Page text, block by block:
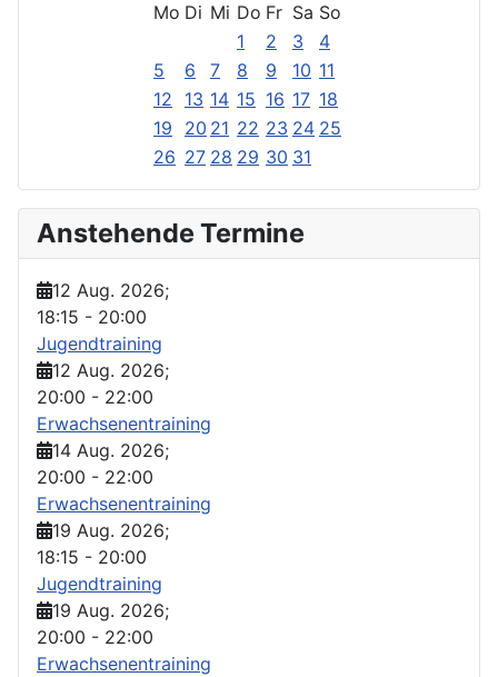
Mo Di Mi Do Fr Sa So
1
2 3
4
5
6 7 8 9 10 11
12
13 14 15 16 17 18
19
20 21 22 23 24 25
26 27 28 29 30 31
Anstehende Termine
12 Aug. 2026;
18:15 - 20:00
Jugendtraining
12 Aug. 2026;
20:00 - 22:00
Erwachsenentraining
14 Aug. 2026;
20:00 - 22:00
Erwachsenentraining
19 Aug. 2026;
18:15 - 20:00
Jugendtraining
19 Aug. 2026;
20:00 - 22:00
Erwachsenentraining